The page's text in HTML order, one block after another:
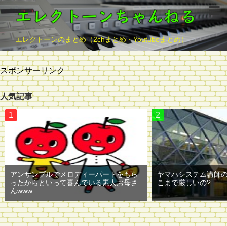
エレクトーンのまとめ（2chまとめ・Youtubeまとめ）
スポンサーリンク
人気記事
アンサンブルでメロディーパートをもら
ったからといって喜んでいる素人お母さ
んwww
ヤマハシステム講師
こまで厳しいの?